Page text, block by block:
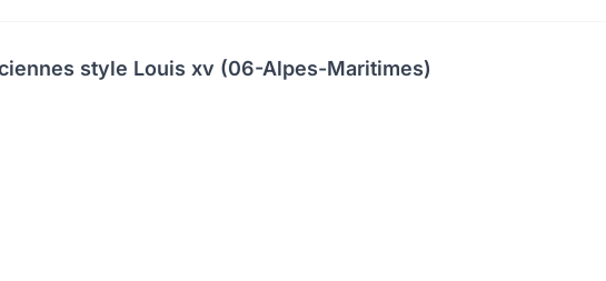
style Louis xv (06-Alpes-Maritimes)